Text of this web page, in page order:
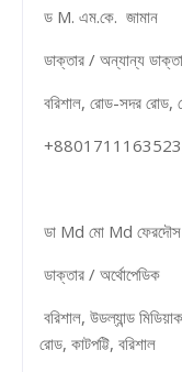
ড M. এম.কে. জামান
ডাক্তার / অন্যান্য
বরিশাল, রোড-সদর রোড,
ডা Md মো Md ফেরদৌস
ডাক্তার / অর্থোপেডিক
বরিশাল, উডল্যান্ড
রোড, কাটপট্টি, বরিশাল